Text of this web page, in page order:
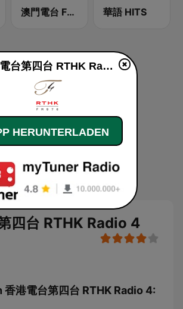
澳門電台 FM 100.7 華語 HITS
四台 RTHK Radio 4
港電台第四台 RTHK Radio 4:
香港電台第四台 RTHK Radio 4 live
HERUNTERLADEN